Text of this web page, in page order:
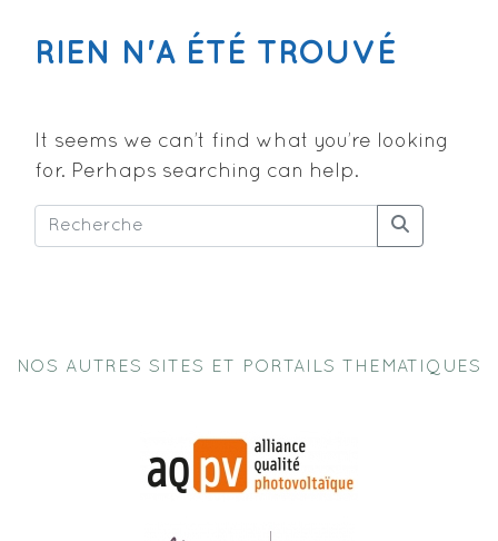
RIEN N'A ÉTÉ TROUVÉ
It seems we can’t find what you’re looking
for. Perhaps searching can help.
NOS AUTRES SITES ET PORTAILS THEMATIQUES